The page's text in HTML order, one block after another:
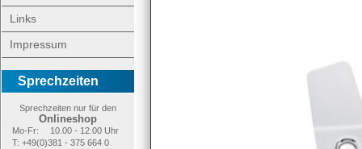
Links
Impressum
Sprechzeiten
Sprechzeiten nur für den
Onlineshop
Mo-Fr:
10.00 - 12.00 Uhr
T: +49(0)381 - 375 664 0